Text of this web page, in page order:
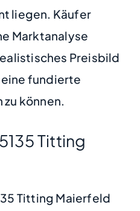
liegen. Käufer
Marktanalyse
Preisbild
eine fundierte
können.
Titting
Titting Maierfeld